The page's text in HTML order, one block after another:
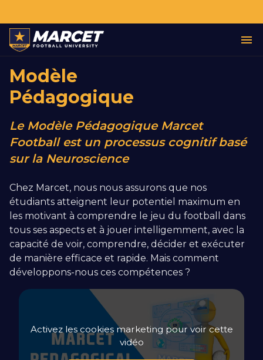
Modèle
Pédagogique
Le Modèle Pédagogique Marcet
Football est un processus cognitif basé
sur la Neuroscience
Chez Marcet, nous nous assurons que nos
étudiants atteignent leur potentiel maximum en
les motivant à comprendre le jeu du football dans
tous ses aspects et à jouer intelligemment, avec la
capacité de voir, comprendre, décider et exécuter
de manière efficace et rapide. Mais comment
développons-nous ces compétences ?
Activez les cookies marketing pour voir cette
vidéo